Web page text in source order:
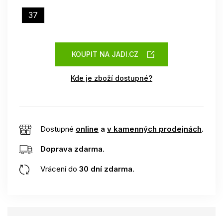
37
KOUPIT NA JADI.CZ
Kde je zboží dostupné?
Dostupné online a v kamenných prodejnách.
Doprava zdarma.
Vrácení do 30 dní zdarma.